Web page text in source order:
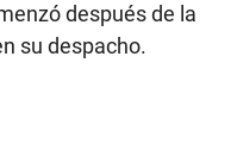
después de la
su despacho.